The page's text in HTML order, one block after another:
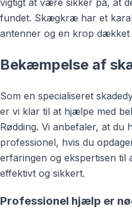
vigtigt at være sikker på, at
fundet. Skægkræ har et
antenner og en krop dækket
Bekæmpelse af
Som en specialiseret
er vi klar til at hjælpe med
Rødding. Vi anbefaler, at du
professionel, hvis du
erfaringen og ekspertisen til
effektivt og sikkert.
Professionel hjælp er